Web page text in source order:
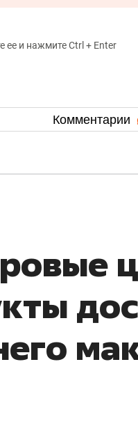
ее и нажмите Ctrl + Enter
Комментарии